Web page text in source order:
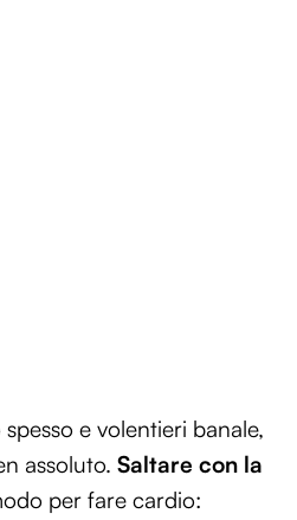
e volentieri banale,
assoluto. Saltare con la
per fare cardio: